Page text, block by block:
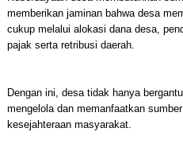
memberikan jaminan bahwa desa
cukup melalui alokasi dana desa,
pajak serta retribusi daerah.
Dengan ini, desa tidak hanya
mengelola dan memanfaatkan
kesejahteraan masyarakat.